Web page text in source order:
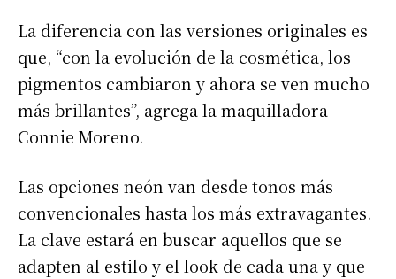
La diferencia con las versiones originales es
que, “con la evolución de la cosmética, los
pigmentos cambiaron y ahora se ven mucho
más brillantes”, agrega la maquilladora
Connie Moreno.
Las opciones neón van desde tonos más
convencionales hasta los más extravagantes.
La clave estará en buscar aquellos que se
adapten al estilo y el look de cada una y que